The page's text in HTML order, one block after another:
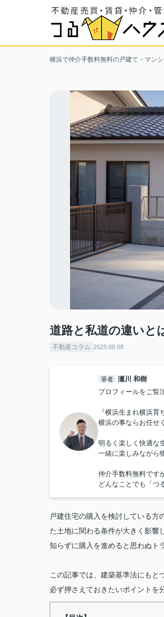
横浜で仲介手数料無料の戸建て・マン
道路と私道の違いと
不動産コラム 2025.08.08
筆者 瀬川 和樹
プロフィールをご覧
『横浜生まれ横浜育
横浜の事ならお任せ
明るく楽しく快適な
一緒に楽しみながら
仲介手数料無料です
どんなことでも「つ
戸建住宅の購入を検討している方
た土地に関わる条件が大きく影響
知らずに購入を進めると思わぬト
この記事では、建築基準法にもと
必ず押さえておきたいポイントを